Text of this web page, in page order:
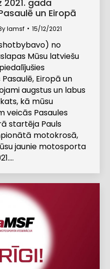
gada
un Eiropā
lamsf 15/12/2021
no
Mūsu latviešu
Eiropā un
augstus un labus
kā mūsu
veicās Pasaules
startēja Pauls
motokrosā,
jaunie motosporta